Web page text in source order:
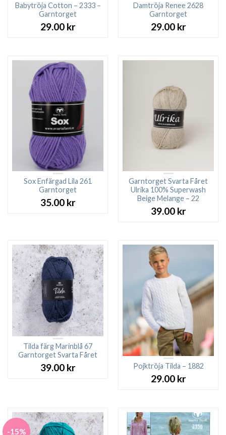
Babytröja Cotton – 2333 –
Garntorget
29.00 kr
Damtröja Renee 2628
Garntorget
29.00 kr
Sox Enfärgad Lila 261
Garntorget
35.00 kr
Garntorget Svarta Fåret
Ulrika 100% Superwash
Beige Melange – 22
39.00 kr
Tilda färg Marinblå 67
Garntorget Svarta Fåret
39.00 kr Pojktröja Tilda – 1882
29.00 kr
-15%